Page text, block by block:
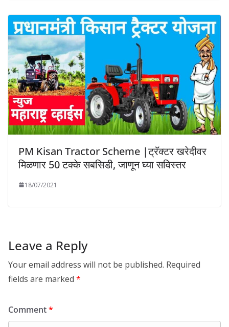
PM Kisan Tractor Scheme |ट्रॅक्टर खरेदीवर
मिळणार 50 टक्के सबसिडी, जाणून घ्या सविस्तर
18/07/2021
Leave a Reply
Your email address will not be published. Required
fields are marked *
Comment*